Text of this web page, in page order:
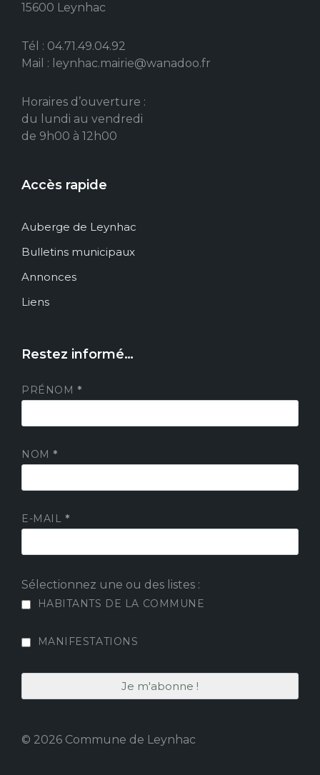
15600 Leynhac
Tél : 04.71.49.04.92
Mail : leynhac.mairie@wanadoo.fr
Horaires d’ouverture :
du lundi au vendredi
de 9h00 à 12h00
Accès rapide
Auberge de Leynhac
Bulletins municipaux
Annonces
Liens
Restez informé…
PRÉNOM *
NOM *
E-MAIL *
Sélectionnez une ou des listes :
HABITANTS DE LA COMMUNE
MANIFESTATIONS
© 2026 Commune de Leynhac